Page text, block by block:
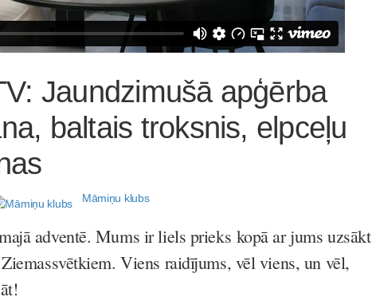
Jaundzimušā apģērba
baltais troksnis, elpceļu
Māmiņu klubs
adventē. Mums ir liels prieks kopā ar jums uzsākt
Viens raidījums, vēl viens, un vēl,